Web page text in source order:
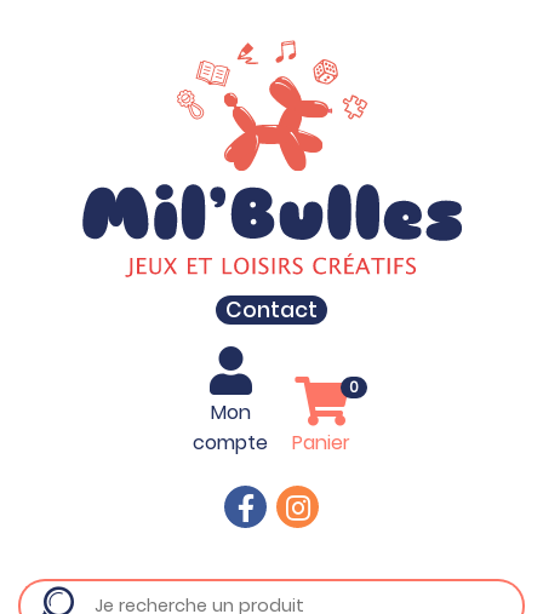
Contact
Mon
compte
Panier
0